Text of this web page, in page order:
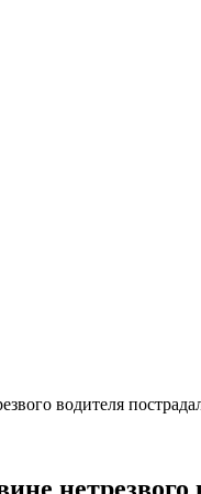
водителя